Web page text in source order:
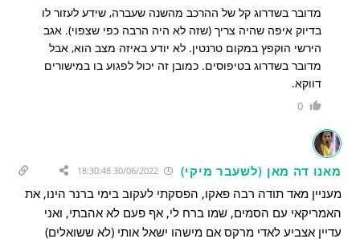
מדובר בשדרוג קל של ההרכב מהשנה שעברה, שידע לעזור לו
בדיוק איפה שהיה צריך (שזה לא היה הרבה כפי שצפוי). אגב
הירשי הוקפץ במקום טרנטין. לא יודע באיזה מצב הוא, אבל
מדובר בשדרוג בטיפוסים. כמובן זה יכול לפגוע בו במישורים
דווקא.
0
מאנו דה מאן (לשעבר מיקי) 30/06/2022 18:30:48
מעניין מאד תודה רבה פאקו, הפסקתי לעקוב בימי ברנר הינו, את
האמריקאי עם הסמים, שמו ברח לי, אף פעם לא אהבתי, ואני
עדיין אצביע לאדי מרקס אם מישהו ישאל אותי (לא ששואלים)